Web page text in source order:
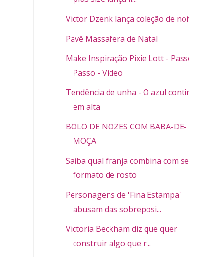
Victor Dzenk lança coleção de noivas
Pavê Massafera de Natal
Make Inspiração Pixie Lott - Passo a
Passo - Vídeo
Tendência de unha - O azul continua
em alta
BOLO DE NOZES COM BABA-DE-
MOÇA
Saiba qual franja combina com seu
formato de rosto
Personagens de 'Fina Estampa'
abusam das sobreposi...
Victoria Beckham diz que quer
construir algo que r...